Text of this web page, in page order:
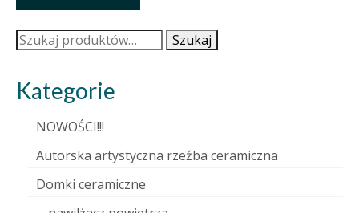
Szukaj: Szukaj
Kategorie
NOWOŚCI!!!
Autorska artystyczna rzeźba ceramiczna
Domki ceramiczne